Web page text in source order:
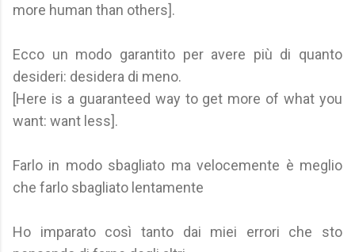
more human than others].
Ecco un modo garantito per avere più di quanto
desideri: desidera di meno.
[Here is a guaranteed way to get more of what you
want: want less].
Farlo in modo sbagliato ma velocemente è meglio
che farlo sbagliato lentamente
Ho imparato così tanto dai miei errori che sto